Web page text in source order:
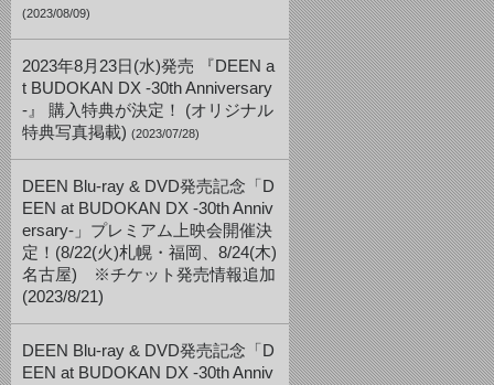
(2023/08/09)
2023年8月23日(水)発売 『DEEN a
t BUDOKAN DX -30th Anniversary
-』 購入特典が決定！ (オリジナル
特典写真掲載) (2023/07/28)
DEEN Blu-ray & DVD発売記念「D
EEN at BUDOKAN DX -30th Anniv
ersary-」プレミアム上映会開催決
定！(8/22(火)札幌・福岡、8/24(木)
名古屋) ※チケット発売情報追加
(2023/8/21)
DEEN Blu-ray & DVD発売記念「D
EEN at BUDOKAN DX -30th Anniv